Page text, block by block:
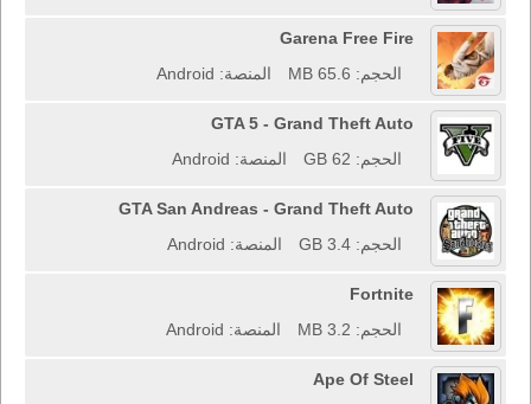
Garena Free Fire
الحجم: 65.6 MB
المنصة: Android
GTA 5 - Grand Theft Auto
الحجم: 62 GB
المنصة: Android
GTA San Andreas - Grand Theft Auto
الحجم: 3.4 GB
المنصة: Android
Fortnite
الحجم: 3.2 MB
المنصة: Android
Ape Of Steel